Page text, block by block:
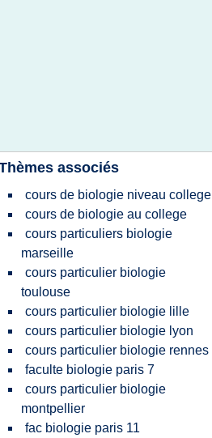
associés
cours de biologie niveau college
cours de biologie au college
cours particuliers biologie
marseille
cours particulier biologie
toulouse
cours particulier biologie lille
cours particulier biologie lyon
cours particulier biologie rennes
faculte biologie paris 7
cours particulier biologie
montpellier
fac biologie paris 11